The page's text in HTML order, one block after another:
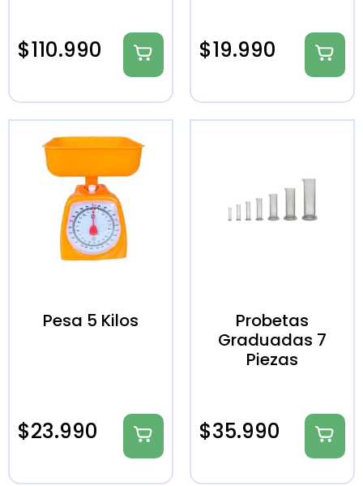
$110.990 $19.990
Pesa 5 Kilos
$23.990
Probetas
Graduadas 7
Piezas
$35.990